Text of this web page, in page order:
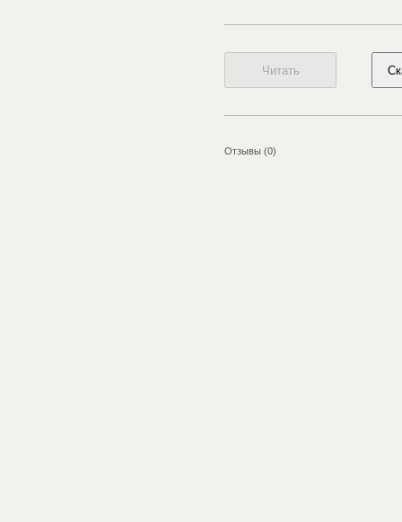
Отзывы (0)